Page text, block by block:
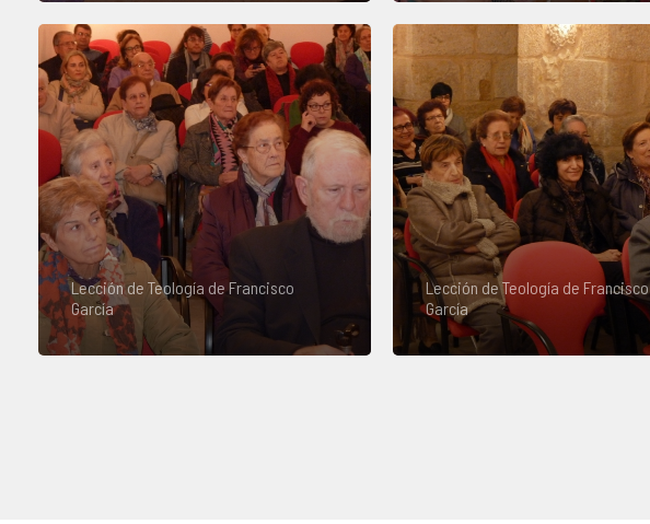
Lección de Teología de Francisco
García
Lección de Teología de Francisco
García